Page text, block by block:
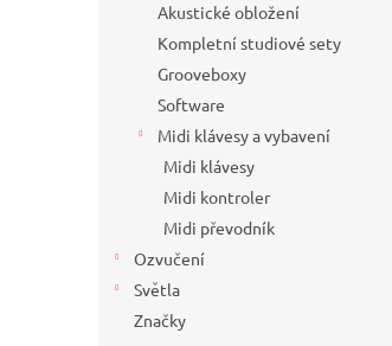
Akustické obložení
Kompletní studiové sety
Grooveboxy
Software
Midi klávesy a vybavení
Midi klávesy
Midi kontroler
Midi převodník
Ozvučení
Světla
Značky